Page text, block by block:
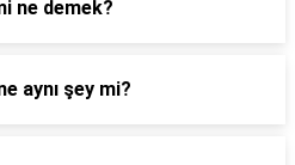
ne demek?
aynı şey mi?